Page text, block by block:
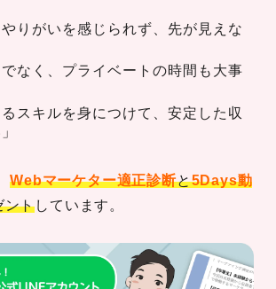
やりがいを感じられず、先が見えな
でなく、プライベートの時間も大事
るスキルを身につけて、安定した収
Webマーケター適正診断と5Days動
ントしています。